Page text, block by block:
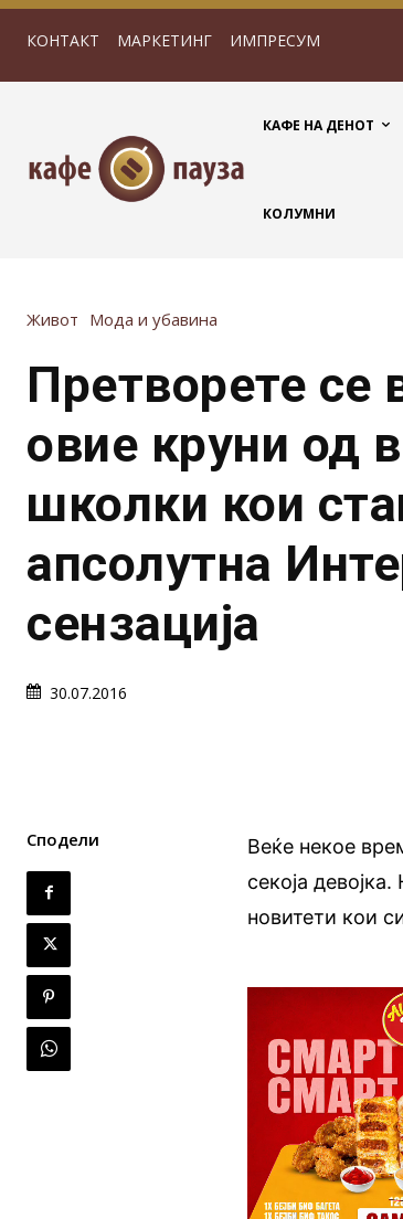
КОНТАКТ МАРКЕТИНГ ИМПРЕСУМ
КАФЕ НА ДЕНОТ
КОЛУМНИ
Живот Мода и убавина
Претворете се
овие круни од
школки кои
апсолутна
сензација
30.07.2016
Сподели
Веќе некое
секоја
новитети кои